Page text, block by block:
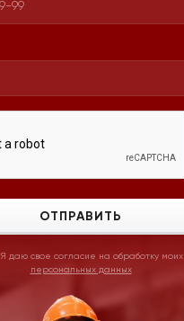
ОТПРАВИТЬ
Я даю свое согласие на обработку моих
персональных данных